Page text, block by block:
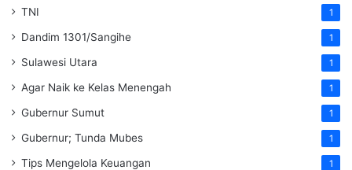
TNI 1
Dandim 1301/Sangihe 1
Sulawesi Utara 1
Agar Naik ke Kelas Menengah 1
Gubernur Sumut 1
Gubernur; Tunda Mubes 1
Tips Mengelola Keuangan 1